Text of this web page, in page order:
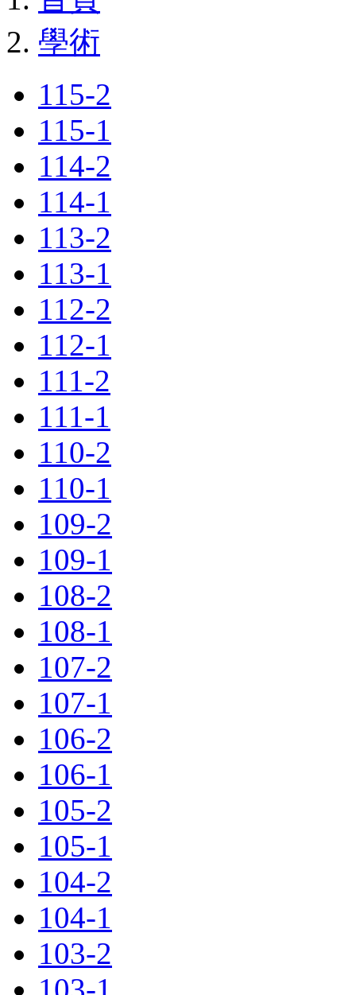
學術
115-2
115-1
114-2
114-1
113-2
113-1
112-2
112-1
111-2
111-1
110-2
110-1
109-2
109-1
108-2
108-1
107-2
107-1
106-2
106-1
105-2
105-1
104-2
104-1
103-2